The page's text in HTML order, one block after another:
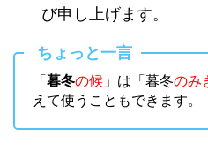
び申し上げます。
ちょっと一言
「暮冬の候 」は「暮冬のみ
えて使うこともできます。